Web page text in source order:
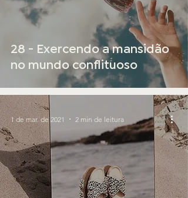
28 - Exercendo a mansidão
no mundo conflituoso
1 de mar. de 2021 2 min de leitura